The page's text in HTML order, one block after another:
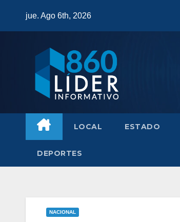
jue. Ago 6th, 2026
LOCAL ESTADO
DEPORTES
NACIONAL